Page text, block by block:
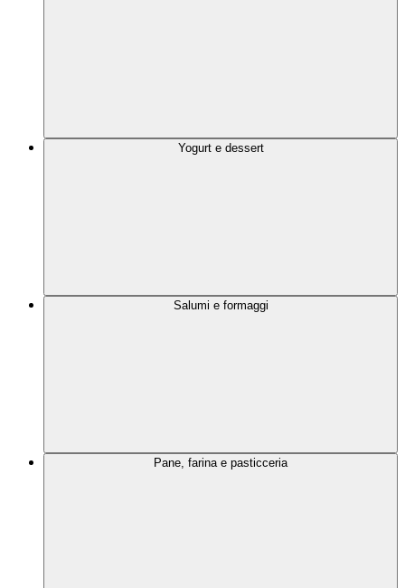
Yogurt e dessert
Salumi e formaggi
Pane, farina e pasticceria